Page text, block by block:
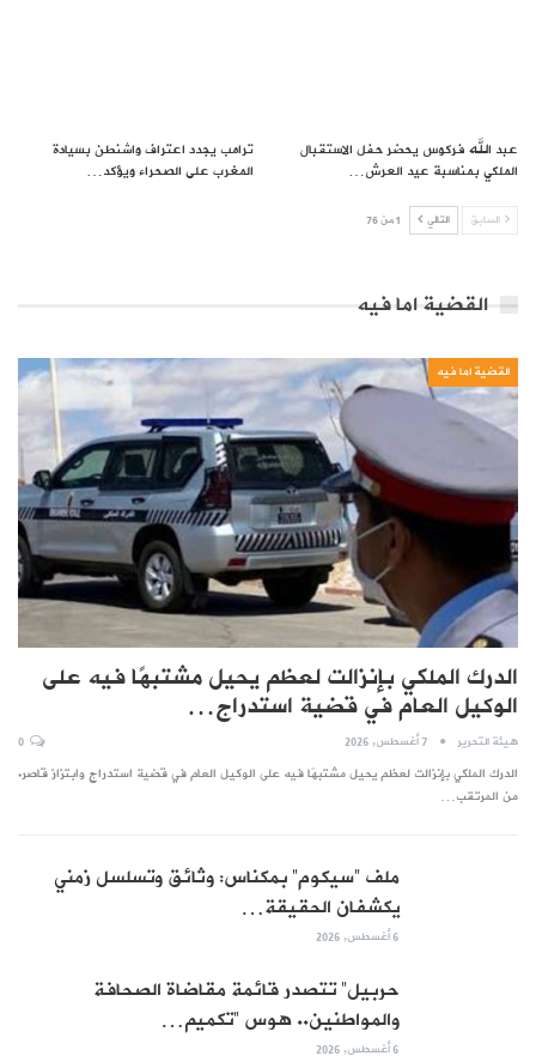
عبد الله فركوس يحضر حفل الاستقبال
الملكي بمناسبة عيد العرش…
ترامب يجدد اعتراف واشنطن بسيادة
المغرب على الصحراء ويؤكد…
السابق التالي 1 من 76
القضية اما فيه
القضية اما فيه
الدرك الملكي بإنزالت لعظم يحيل مشتبهًا فيه على
الوكيل العام في قضية استدراج…
هيئة التحرير 7 أغسطس, 2026
الدرك الملكي بإنزالت لعظم يحيل مشتبهًا فيه على الوكيل العام في قضية استدراج وابتزاز قاصر.
من المرتقب…
ملف “سيكوم” بمكناس: وثائق وتسلسل زمني
يكشفان الحقيقة…
6 أغسطس, 2026
حربيل” تتصدر قائمة مقاضاة الصحافة
والمواطنين.. هوس “تكميم…
6 أغسطس, 2026